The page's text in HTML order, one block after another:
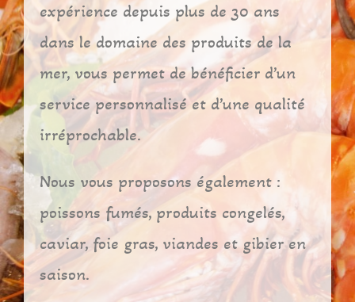
expérience depuis plus de 30 ans
dans le domaine des produits de la
mer, vous permet de bénéficier d’un
service personnalisé et d’une qualité
irréprochable.
Nous vous proposons également :
poissons fumés, produits congelés,
caviar, foie gras, viandes et gibier en
saison.